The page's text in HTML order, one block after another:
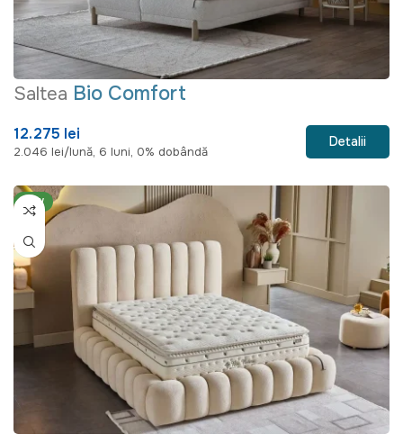
Saltea Bio Comfort
12.275 lei
2.046 lei/lună, 6 luni, 0% dobândă
Detalii
NEW